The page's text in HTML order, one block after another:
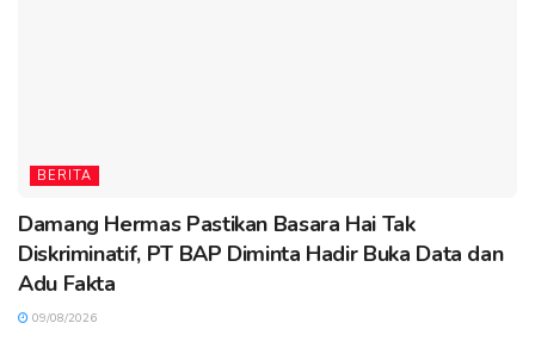
BERITA
Damang Hermas Pastikan Basara Hai Tak
Diskriminatif, PT BAP Diminta Hadir Buka Data dan
Adu Fakta
09/08/2026